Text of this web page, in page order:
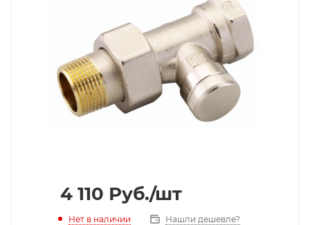
4 110 Руб./шт
Нет в наличии Нашли дешевле?